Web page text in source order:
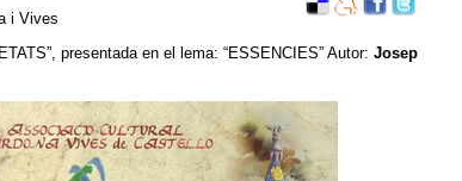
i Vives
presentada en el lema: “ESSENCIES” Autor: Josep